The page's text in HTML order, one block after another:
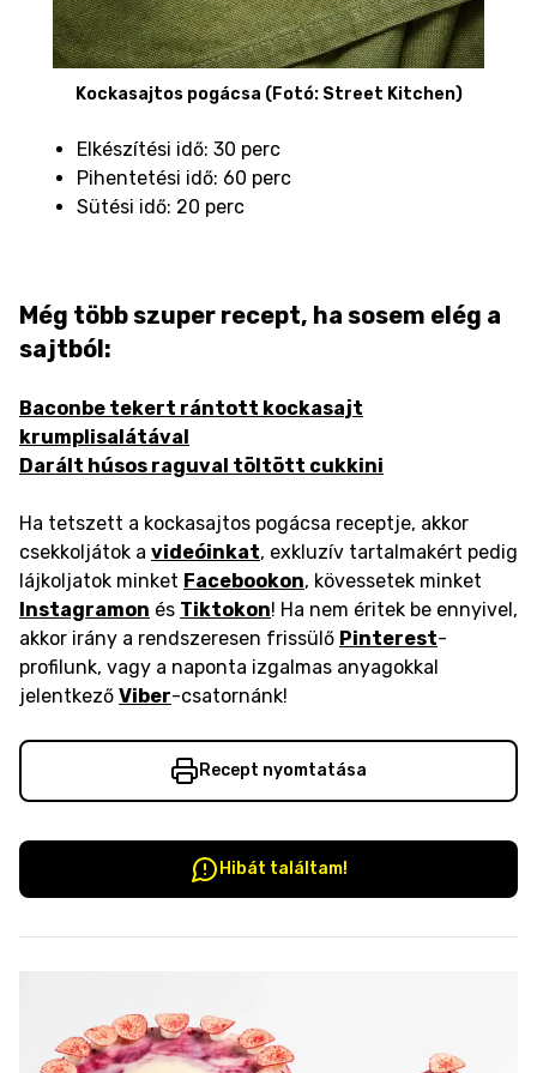
Kockasajtos pogácsa (Fotó: Street Kitchen)
Elkészítési idő: 30 perc
Pihentetési idő: 60 perc
Sütési idő: 20 perc
Még több szuper recept, ha sosem elég a
sajtból:
Baconbe tekert rántott kockasajt
krumplisalátával
Darált húsos raguval töltött cukkini
Ha tetszett a kockasajtos pogácsa receptje, akkor
csekkoljátok a videóinkat, exkluzív tartalmakért pedig
lájkoljatok minket Facebookon, kövessetek minket
Instagramon és Tiktokon! Ha nem éritek be ennyivel,
akkor irány a rendszeresen frissülő Pinterest-
profilunk, vagy a naponta izgalmas anyagokkal
jelentkező Viber-csatornánk!
Recept nyomtatása
Hibát találtam!